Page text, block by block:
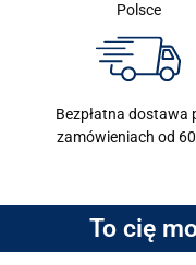
Polsce
Bezpłatna dostawa
zamówieniach od
To cię